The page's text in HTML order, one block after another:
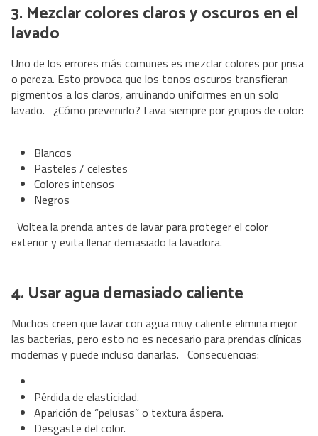
3. Mezclar colores claros y oscuros en el
lavado
Uno de los errores más comunes es mezclar colores por prisa
o pereza. Esto provoca que los tonos oscuros transfieran
pigmentos a los claros, arruinando uniformes en un solo
lavado. ¿Cómo prevenirlo? Lava siempre por grupos de color:
Blancos
Pasteles / celestes
Colores intensos
Negros
Voltea la prenda antes de lavar para proteger el color
exterior y evita llenar demasiado la lavadora.
4. Usar agua demasiado caliente
Muchos creen que lavar con agua muy caliente elimina mejor
las bacterias, pero esto no es necesario para prendas clínicas
modernas y puede incluso dañarlas. Consecuencias:
Pérdida de elasticidad.
Aparición de “pelusas” o textura áspera.
Desgaste del color.